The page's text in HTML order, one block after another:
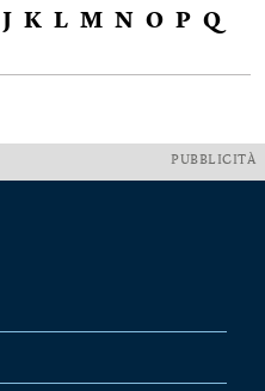
J K L M N O P Q
PUBBLICITÀ